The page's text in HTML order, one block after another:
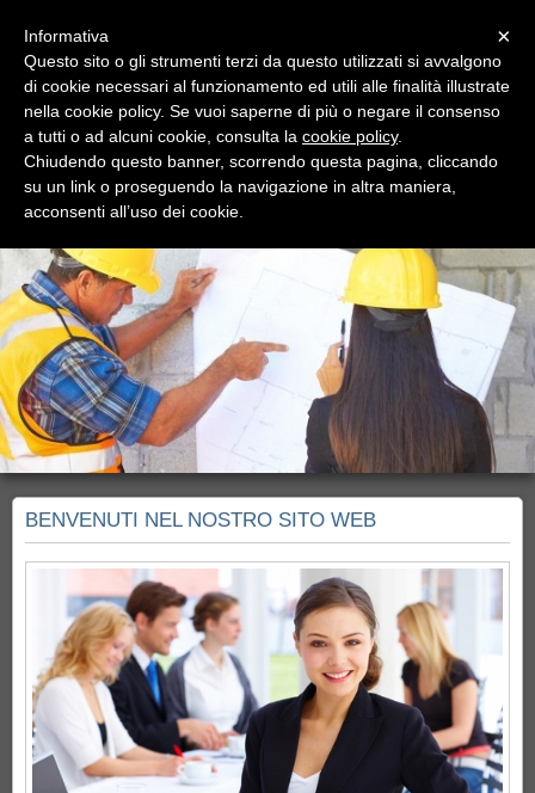
Mastro Costruzioni
TI SEGUIAMO E CONSIGLIAMO NELLA MANUTENZIONE E
BENVENUTI NEL NOSTRO SITO WEB
×
Informativa
Questo sito o gli strumenti terzi da questo utilizzati si avvalgono
di cookie necessari al funzionamento ed utili alle finalità illustrate
nella cookie policy. Se vuoi saperne di più o negare il consenso
a tutti o ad alcuni cookie, consulta la cookie policy.
Chiudendo questo banner, scorrendo questa pagina, cliccando
su un link o proseguendo la navigazione in altra maniera,
acconsenti all’uso dei cookie.